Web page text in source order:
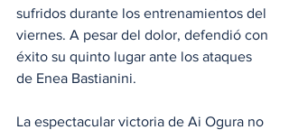
sufridos durante los entrenamientos del
viernes. A pesar del dolor, defendió con
éxito su quinto lugar ante los ataques
de Enea Bastianini.
La espectacular victoria de Ai Ogura no